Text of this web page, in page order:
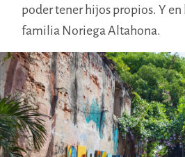
poder tener hijos propios. Y en
familia Noriega Altahona.